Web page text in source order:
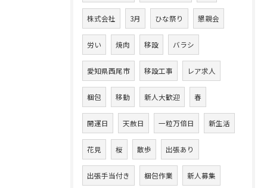
株式会社 3月 ひな祭り 懇親会
労い 焼肉 移設 バラシ
愛知県西尾市 移設工事 レア求人
梱包 移動 新人大歓迎 春
開運日 天赦日 一粒万倍日 新生活
花見 桜 散歩 出張あり
出張手当付き 梱包作業 新人募集